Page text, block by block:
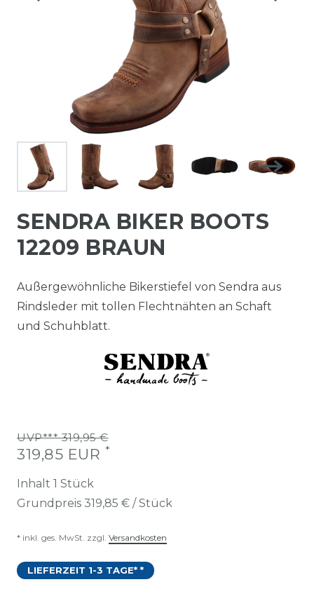
SENDRA BIKER BOOTS
12209 BRAUN
Außergewöhnliche Bikerstiefel von Sendra aus
Rindsleder mit tollen Flechtnähten an Schaft
und Schuhblatt.
UVP*** 319,95 €
319,85 EUR *
Inhalt 1 Stück
Grundpreis 319,85 € / Stück
* inkl. ges. MwSt. zzgl. Versandkosten
LIEFERZEIT 1-3 TAGE* *